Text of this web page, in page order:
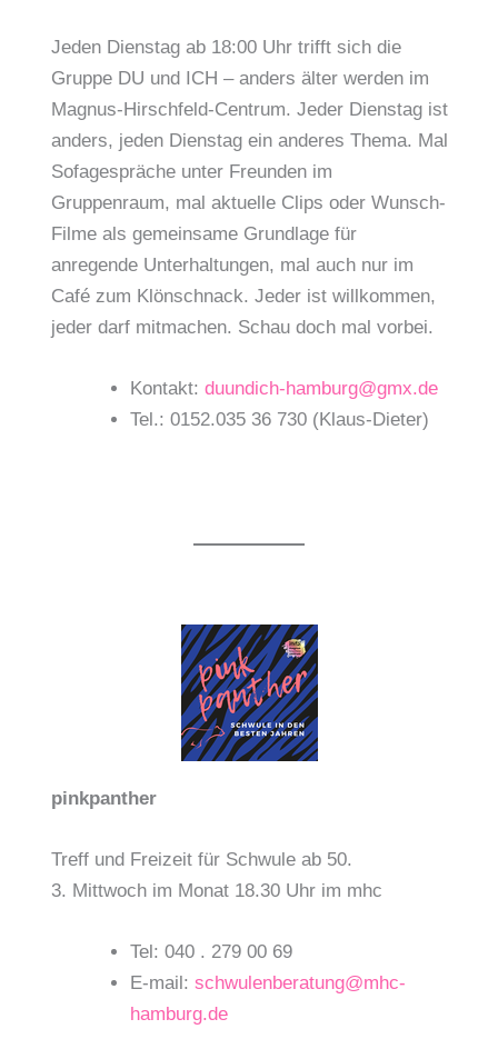
Jeden Dienstag ab 18:00 Uhr trifft sich die
Gruppe DU und ICH – anders älter werden im
Magnus-Hirschfeld-Centrum. Jeder Dienstag ist
anders, jeden Dienstag ein anderes Thema. Mal
Sofagespräche unter Freunden im
Gruppenraum, mal aktuelle Clips oder Wunsch-
Filme als gemeinsame Grundlage für
anregende Unterhaltungen, mal auch nur im
Café zum Klönschnack. Jeder ist willkommen,
jeder darf mitmachen. Schau doch mal vorbei.
Kontakt: duundich-hamburg@gmx.de
Tel.: 0152.035 36 730 (Klaus-Dieter)
pinkpanther
Treff und Freizeit für Schwule ab 50.
3. Mittwoch im Monat 18.30 Uhr im mhc
Tel: 040 . 279 00 69
E-mail: schwulenberatung@mhc-
hamburg.de